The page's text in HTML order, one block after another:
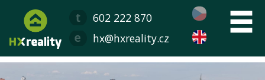
602 222 870
hx@hxreality.cz